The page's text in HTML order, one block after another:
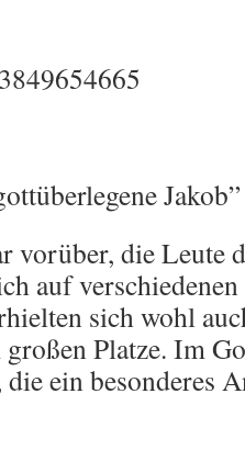
Jakob”
vorüber, die Leute
auf
sich wohl
Platze. Im
ein besonderes